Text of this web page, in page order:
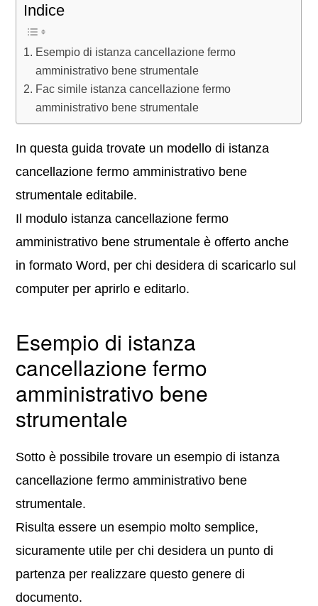
Indice
Esempio di istanza cancellazione fermo
amministrativo bene strumentale
Fac simile istanza cancellazione fermo
amministrativo bene strumentale
In questa guida trovate un modello di istanza
cancellazione fermo amministrativo bene
strumentale editabile.
Il modulo istanza cancellazione fermo
amministrativo bene strumentale è offerto anche
in formato Word, per chi desidera di scaricarlo sul
computer per aprirlo e editarlo.
Esempio di istanza
cancellazione fermo
amministrativo bene
strumentale
Sotto è possibile trovare un esempio di istanza
cancellazione fermo amministrativo bene
strumentale.
Risulta essere un esempio molto semplice,
sicuramente utile per chi desidera un punto di
partenza per realizzare questo genere di
documento.